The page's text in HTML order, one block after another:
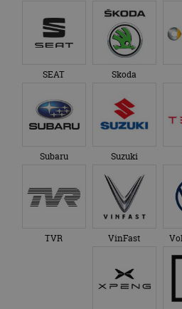
SEAT Skoda
Subaru Suzuki
TVR VinFast